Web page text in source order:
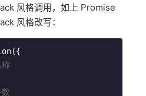
风格调用，如上 Promise
风格改写：